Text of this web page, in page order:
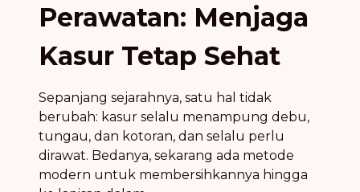
Perawatan: Menjaga
Kasur Tetap Sehat
Sepanjang sejarahnya, satu hal tidak
berubah: kasur selalu menampung debu,
tungau, dan kotoran, dan selalu perlu
dirawat. Bedanya, sekarang ada metode
modern untuk membersihkannya hingga